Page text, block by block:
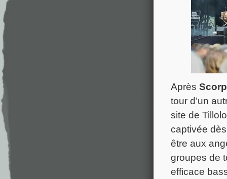
Après
tour d’un
site de
captivée
être aux
groupes de
efficace